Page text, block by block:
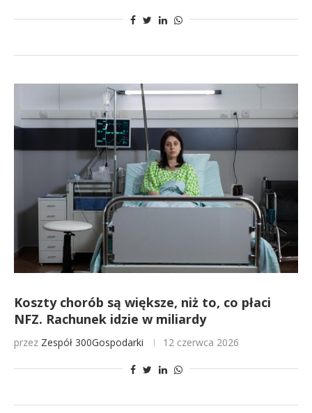
Koszty chorób są większe, niż to, co płaci
NFZ. Rachunek idzie w miliardy
przez Zespół 300Gospodarki 12 czerwca 2026